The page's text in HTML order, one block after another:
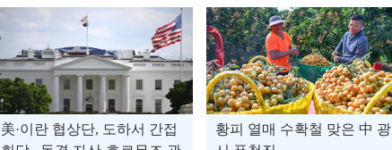
美·이란 협상단, 도하서 간접
황피 열매 수확철 맞은 中 광